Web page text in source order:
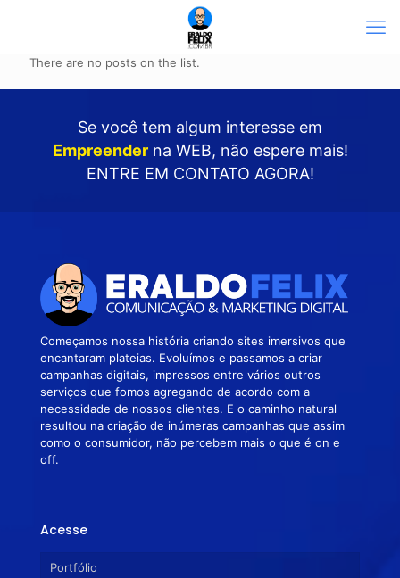
There are no posts on the list.
Se você tem algum interesse em
Empreenderna WEB, não espere mais!
ENTRE EM CONTATO AGORA!
Começamos nossa história criando sites imersivos que
encantaram plateias. Evoluímos e passamos a criar
campanhas digitais, impressos entre vários outros
serviços que fomos agregando de acordo com a
necessidade de nossos clientes. E o caminho natural
resultou na criação de inúmeras campanhas que assim
como o consumidor, não percebem mais o que é on e
off.
Acesse
Portfólio